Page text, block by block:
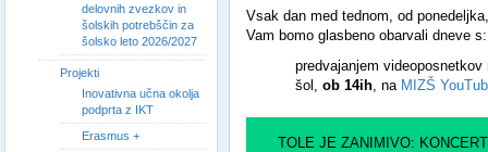
delovnih zvezkov in
šolskih potrebščin za
šolsko leto 2026/2027
Projekti
Inovativna učna okolja
podprta z IKT
Erasmus +
Vsak dan med tednom, od
Vam bomo glasbeno obarvali dneve s:
predvajanjem
šol, ob 14ih, na MIZŠ
TOLE JE ZANIMIVO: